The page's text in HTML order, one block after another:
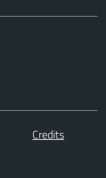
Credits